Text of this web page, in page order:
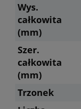
Wys.
całkowita
(mm)
Szer.
całkowita
(mm)
Trzonek